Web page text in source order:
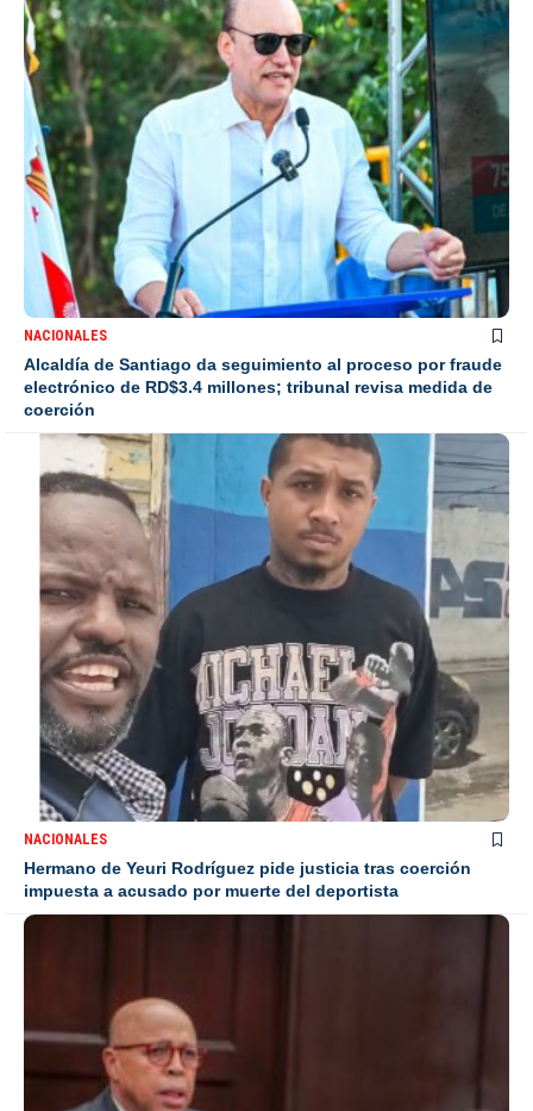
NACIONALES
Alcaldía de Santiago da seguimiento al proceso por fraude
electrónico de RD$3.4 millones; tribunal revisa medida de
coerción
NACIONALES
Hermano de Yeuri Rodríguez pide justicia tras coerción
impuesta a acusado por muerte del deportista